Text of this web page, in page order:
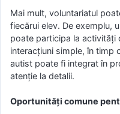
Mai mult, voluntariatul
fiecărui elev. De exemplu,
poate participa la activități
interacțiuni simple, în timp
autist poate fi integrat în
atenție la detalii.
Oportunități comune